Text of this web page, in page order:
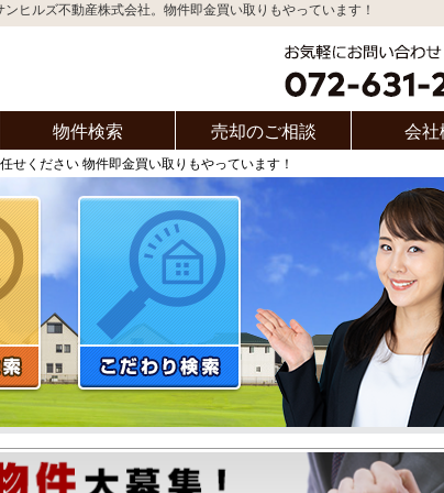
ヒルズ不動産株式会社。物件即金買い取りもやっています！
物件検索 売却のご相談 会社
せください 物件即金買い取りもやっています！